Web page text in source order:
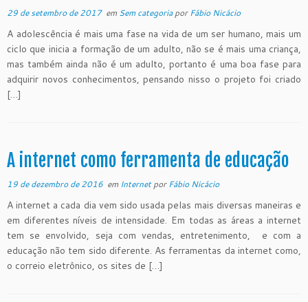
29 de setembro de 2017em Sem categoriaporFábio Nicácio
A adolescência é mais uma fase na vida de um ser humano, mais um
ciclo que inicia a formação de um adulto, não se é mais uma criança,
mas também ainda não é um adulto, portanto é uma boa fase para
adquirir novos conhecimentos, pensando nisso o projeto foi criado
[…]
A internet como ferramenta de educação
19 de dezembro de 2016 em InternetporFábio Nicácio
A internet a cada dia vem sido usada pelas mais diversas maneiras e
em diferentes níveis de intensidade. Em todas as áreas a internet
tem se envolvido, seja com vendas, entretenimento, e com a
educação não tem sido diferente. As ferramentas da internet como,
o correio eletrônico, os sites de […]